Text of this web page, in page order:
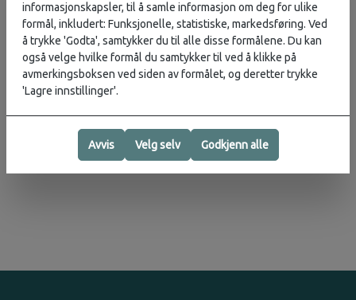
NB! The Micro Wallet kommer i 2 fargevarianter som vist på
bildene: lysegrå/grønn og mørkeblå/orange. Vi sender tilfeldig,
men ta kontakt med oss om du har et spesielt ønske, så forsøker vi
å legge til rette for det.
Vurderinger
informasjonskapsler, til å samle informasjon om deg for ulike
formål, inkludert: Funksjonelle, statistiske, markedsføring. Ved
å trykke 'Godta', samtykker du til alle disse formålene. Du kan
også velge hvilke formål du samtykker til ved å klikke på
avmerkingsboksen ved siden av formålet, og deretter trykke
'Lagre innstillinger'.
Avvis Velg selv Godkjenn alle